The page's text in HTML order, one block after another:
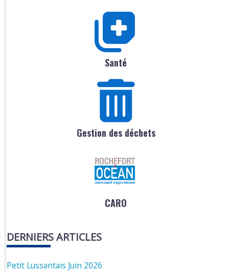
Santé
Gestion des déchets
CARO
DERNIERS ARTICLES
Petit Lussantais Juin 2026